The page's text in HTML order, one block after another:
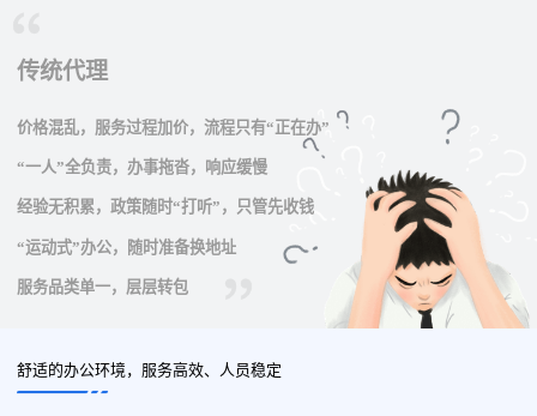
传统代理
价格混乱，服务过程加价，流程只有“正在办”
“一人”全负责，办事拖沓，响应缓慢
经验无积累，政策随时“打听”，只管先收钱
“运动式”办公，随时准备换地址
服务品类单一，层层转包
舒适的办公环境，服务高效、人员稳定